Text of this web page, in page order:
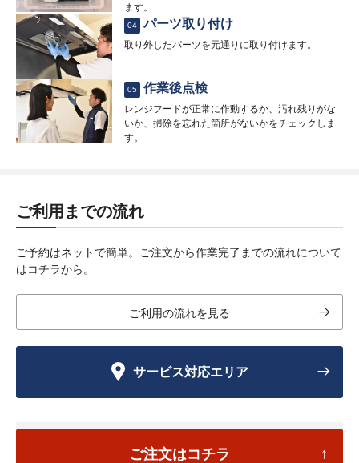
ます。
04 パーツ取り付け
取り外したパーツを元通りに取り付けます。
05 作業後点検
レンジフードが正常に作動するか、汚れ残りがな
いか、掃除を忘れた箇所がないかをチェックしま
す。
ご利用までの流れ
ご予約はネットで簡単。ご注文から作業完了までの流れについて
はコチラから。
ご利用の流れを見る
サービス対応エリア
ご注文はコチラ